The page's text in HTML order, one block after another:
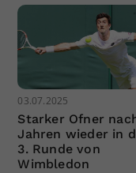
03.07.2025
Starker Ofner
Jahren wieder in
3. Runde von
Wimbledon